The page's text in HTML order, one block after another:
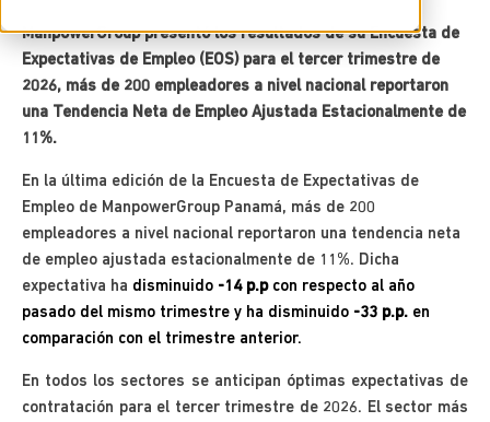
ManpowerGroup presentó los resultados de su Encuesta de
Expectativas de Empleo (EOS) para el tercer trimestre de
2026, más de 200 empleadores a nivel nacional reportaron
una Tendencia Neta de Empleo Ajustada Estacionalmente de
11%.
En la última edición de la Encuesta de Expectativas de
Empleo de ManpowerGroup Panamá, más de 200
empleadores a nivel nacional reportaron una tendencia neta
de empleo ajustada estacionalmente de 11%. Dicha
expectativa ha disminuido -14 p.p con respecto al año
pasado del mismo trimestre y ha disminuido -33 p.p. en
comparación con el trimestre anterior.
En todos los sectores se anticipan óptimas expectativas de
contratación para el tercer trimestre de 2026. El sector más